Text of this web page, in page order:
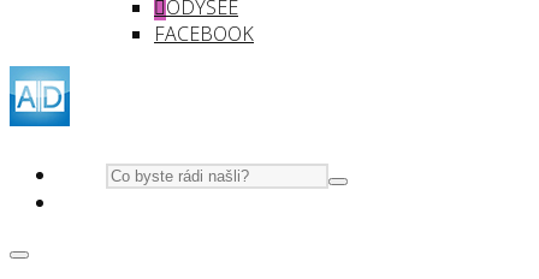
ODYSEE
FACEBOOK